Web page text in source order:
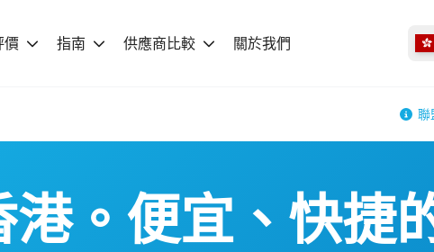
價 指南 供應商比較 關於我們
聯
。便宜、快捷